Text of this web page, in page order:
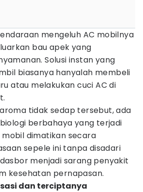
mengeluh AC mobilnya
bau apek yang
Solusi instan yang
biasanya hanyalah membeli
atau melakukan cuci AC di
tidak sedap tersebut, ada
berbahaya yang terjadi
dimatikan secara
sepele ini tanpa disadari
menjadi sarang penyakit
kesehatan pernapasan.
dan terciptanya